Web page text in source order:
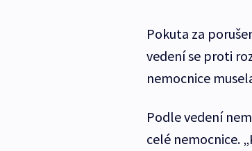
Pokuta za
vedení se proti
nemocnice
Podle vedení
celé nemocnice.